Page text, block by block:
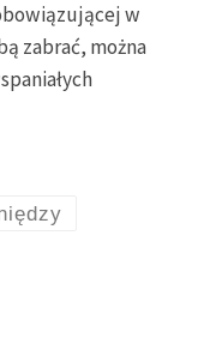
w
zabrać, można